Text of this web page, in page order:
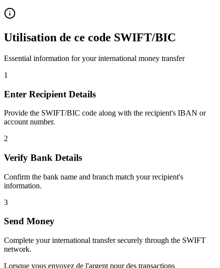
Utilisation de ce code SWIFT/BIC
Essential information for your international money transfer
1
Enter Recipient Details
Provide the SWIFT/BIC code along with the recipient's IBAN or
account number.
2
Verify Bank Details
Confirm the bank name and branch match your recipient's
information.
3
Send Money
Complete your international transfer securely through the SWIFT
network.
Lorsque vous envoyez de l'argent pour des transactions